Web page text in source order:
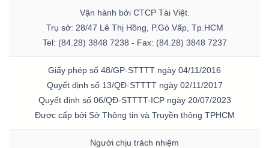
Vận hành bởi CTCP Tài Việt.
Trụ sở: 28/47 Lê Thị Hồng, P.Gò Vấp, Tp.HCM
Tel: (84.28) 3848 7238 - Fax: (84.28) 3848 7237
Giấy phép số 48/GP-STTTT ngày 04/11/2016
Quyết định số 13/QĐ-STTTT ngày 02/11/2017
Quyết định số 06/QĐ-STTTT-ICP ngày 20/07/2023
Được cấp bởi Sở Thông tin và Truyền thông TPHCM
Người chịu trách nhiệm